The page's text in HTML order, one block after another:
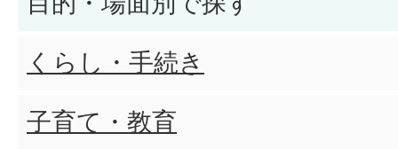
くらし・手続き
子育て・教育